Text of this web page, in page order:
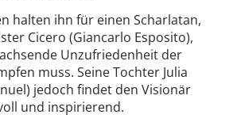
halten ihn für einen Scharlatan,
Cicero (Giancarlo Esposito),
Unzufriedenheit der
muss. Seine Tochter Julia
jedoch findet den Visionär
und inspirierend.